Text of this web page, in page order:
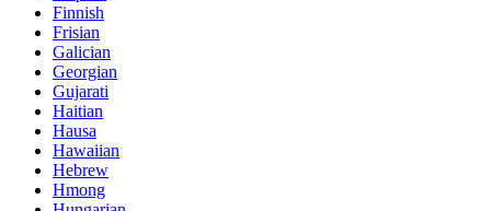
Finnish
Frisian
Galician
Georgian
Gujarati
Haitian
Hausa
Hawaiian
Hebrew
Hmong